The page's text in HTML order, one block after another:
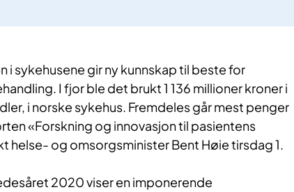
i sykehusene gir ny kunnskap til beste for
I fjor ble det brukt 1 136 millioner kroner i
i norske sykehus. Fremdeles går mest penger
«Forskning og innovasjon til pasientens
helse- og omsorgsminister Bent Høie tirsdag 1.
2020 viser en imponerende